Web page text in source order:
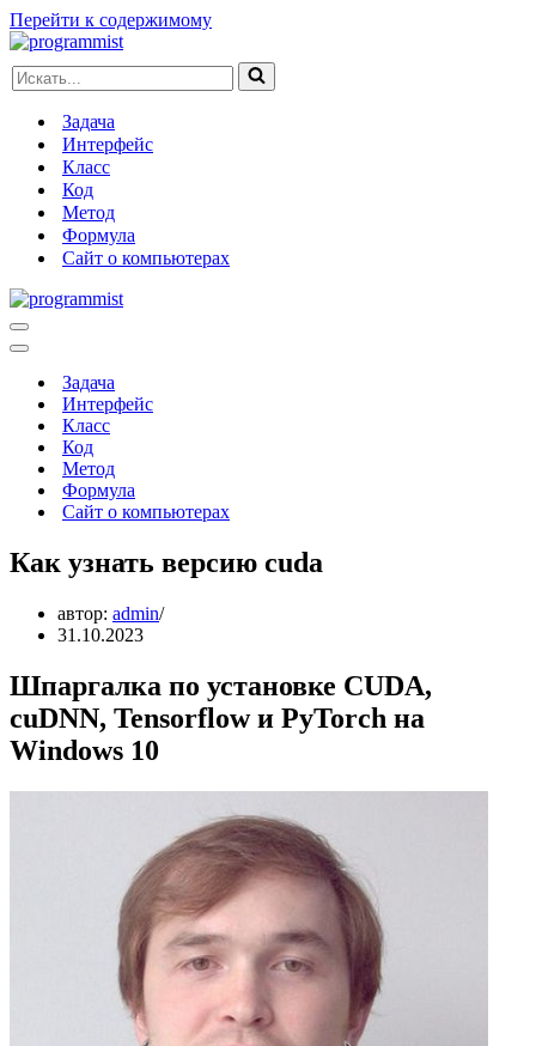
Перейти к содержимому
Искать...
Задача
Интерфейс
Класс
Код
Метод
Формула
Сайт о компьютерах
Меню
навигации
Меню
навигацииЗадача
Интерфейс
Класс
Код
Метод
Формула
Сайт о компьютерах
Как узнать версию cuda
автор: admin
31.10.2023
Шпаргалка по установке CUDA,
cuDNN, Tensorflow и PyTorch на
Windows 10